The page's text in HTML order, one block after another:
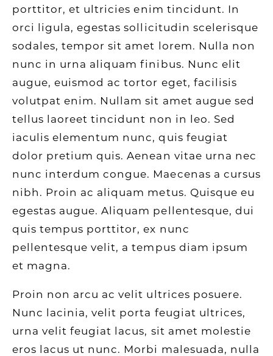
porttitor, et ultricies enim tincidunt. In
orci ligula, egestas sollicitudin scelerisque
sodales, tempor sit amet lorem. Nulla non
nunc in urna aliquam finibus. Nunc elit
augue, euismod ac tortor eget, facilisis
volutpat enim. Nullam sit amet augue sed
tellus laoreet tincidunt non in leo. Sed
iaculis elementum nunc, quis feugiat
dolor pretium quis. Aenean vitae urna nec
nunc interdum congue. Maecenas a cursus
nibh. Proin ac aliquam metus. Quisque eu
egestas augue. Aliquam pellentesque, dui
quis tempus porttitor, ex nunc
pellentesque velit, a tempus diam ipsum
et magna.
Proin non arcu ac velit ultrices posuere.
Nunc lacinia, velit porta feugiat ultrices,
urna velit feugiat lacus, sit amet molestie
eros lacus ut nunc. Morbi malesuada, nulla